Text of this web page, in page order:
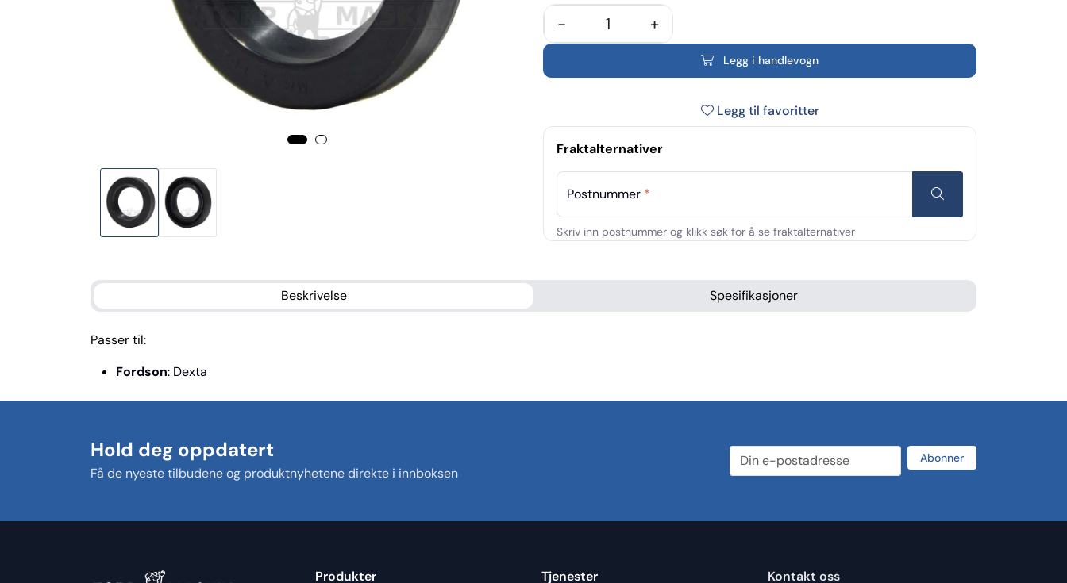
- +
Legg i handlevogn
Legg til favoritter
Fraktalternativer
Postnummer *
Beskrivelse Spesifikasjoner
Passer til:
Fordson: Dexta
Hold deg oppdatert
Få de nyeste tilbudene og produktnyhetene direkte i innboksen
Abonner
Produkter Tjenester Kontakt oss